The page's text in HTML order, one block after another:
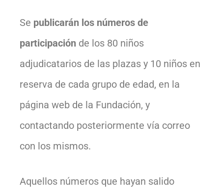
Se publicarán los números de
participación de los 80 niños
adjudicatarios de las plazas y 10 niños en
reserva de cada grupo de edad, en la
página web de la Fundación, y
contactando posteriormente vía correo
con los mismos.
Aquellos números que hayan salido